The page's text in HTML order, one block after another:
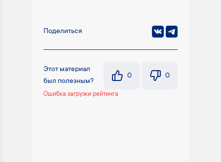
Поделиться
Этот материал
был полезным?
0 0
Ошибка загрузки рейтинга